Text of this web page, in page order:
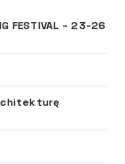
FESTIVAL – 23-26